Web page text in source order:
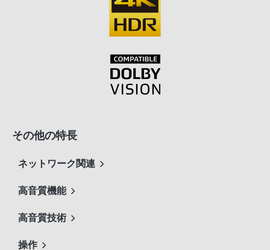
その他の特長
ネットワーク関連
高音質機能
高音質技術
操作